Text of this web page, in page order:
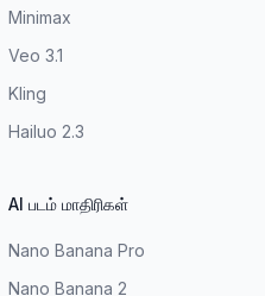
Minimax
Veo 3.1
Kling
Hailuo 2.3
AI படம் மாதிரிகள்
Nano Banana Pro
Nano Banana 2